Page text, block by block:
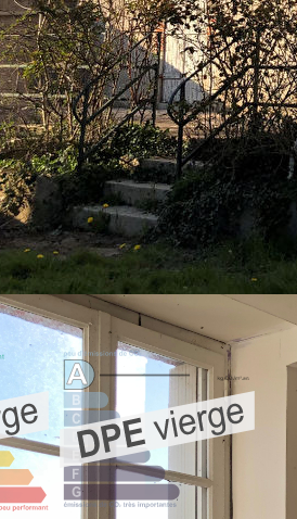
chambres sur parquet, une
et grenier aménageable
sur 2 niveaux style
de premières nécessités,
scolaires pour le collège,
43 70 12 66
Nous contacter